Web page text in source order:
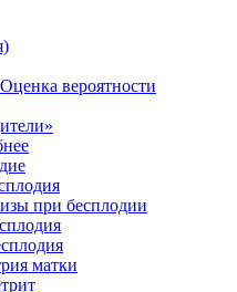
вероятности
при бесплодии
матки